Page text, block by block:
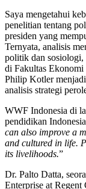
Saya mengetahui
penelitian tentang
presiden yang
Ternyata, analisis
politik dan
di Fakultas
Philip Kotler
analisis strategi
WWF Indonesia di
pendidikan
can also improve a
and cultured in life.
its livelihoods.”
Dr. Palto Datta,
Enterprise at